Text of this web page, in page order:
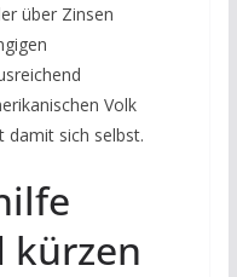
über Zinsen
Volk
damit sich selbst.
kürzen